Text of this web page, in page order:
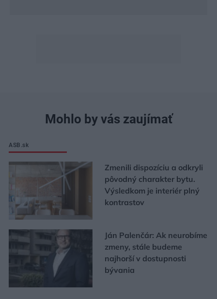
Mohlo by vás zaujímať
ASB.sk
Zmenili dispozíciu a odkryli
pôvodný charakter bytu.
Výsledkom je interiér plný
kontrastov
Ján Palenčár: Ak neurobíme
zmeny, stále budeme
najhorší v dostupnosti
bývania